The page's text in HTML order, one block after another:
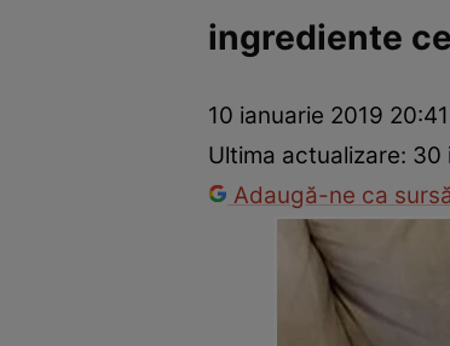
Dezvoltare personalăÎngrijire personalăCasă
ingrediente
10 ianuarie 2019 20:41
Ultima actualizare: 30
Adaugă-ne ca